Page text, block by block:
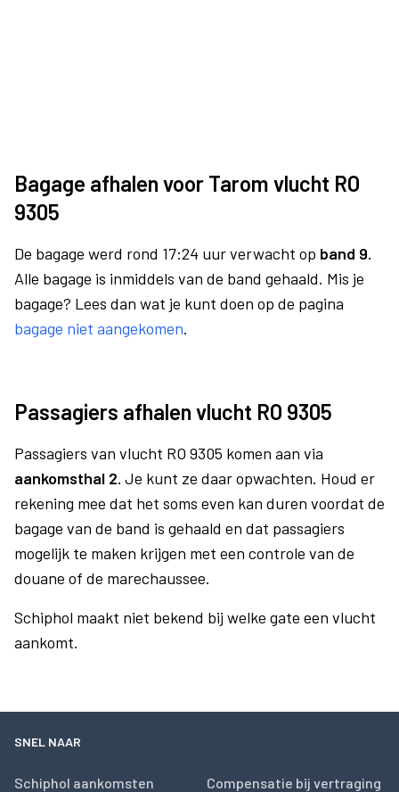
Bagage afhalen voor Tarom vlucht RO
9305
De bagage werd rond 17:24 uur verwacht op band 9.
Alle bagage is inmiddels van de band gehaald. Mis je
bagage? Lees dan wat je kunt doen op de pagina
bagage niet aangekomen.
Passagiers afhalen vlucht RO 9305
Passagiers van vlucht RO 9305 komen aan via
aankomsthal 2. Je kunt ze daar opwachten. Houd er
rekening mee dat het soms even kan duren voordat de
bagage van de band is gehaald en dat passagiers
mogelijk te maken krijgen met een controle van de
douane of de marechaussee.
Schiphol maakt niet bekend bij welke gate een vlucht
aankomt.
SNEL NAAR
Schiphol aankomsten
Compensatie bij vertraging